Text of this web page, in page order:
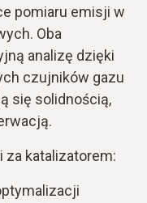
pomiaru emisji w
Oba
analizę dzięki
czujników gazu
się solidnością,
za katalizatorem: